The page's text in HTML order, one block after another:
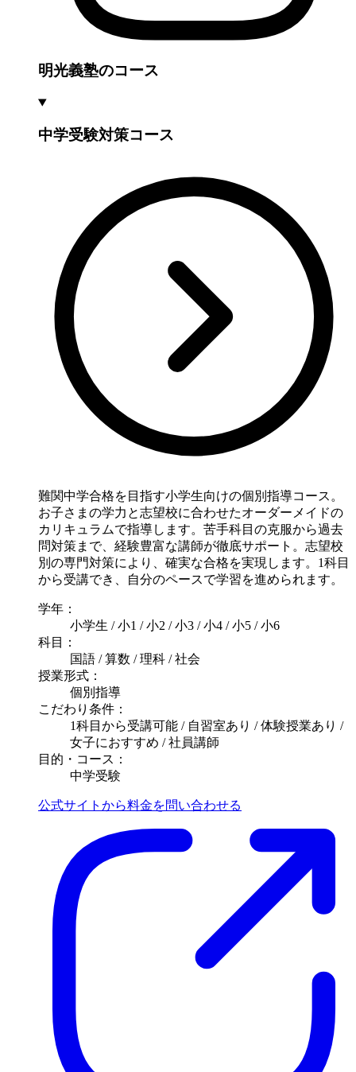
明光義塾のコース
中学受験対策コース
難関中学合格を目指す小学生向けの個別指導コース。
お子さまの学力と志望校に合わせたオーダーメイドの
カリキュラムで指導します。苦手科目の克服から過去
問対策まで、経験豊富な講師が徹底サポート。志望校
別の専門対策により、確実な合格を実現します。1科目
から受講でき、自分のペースで学習を進められます。
学年：
小学生 / 小1 / 小2 / 小3 / 小4 / 小5 / 小6
科目：
国語 / 算数 / 理科 / 社会
授業形式：
個別指導
こだわり条件：
1科目から受講可能 / 自習室あり / 体験授業あり /
女子におすすめ / 社員講師
目的・コース：
中学受験
公式サイトから料金を問い合わせる